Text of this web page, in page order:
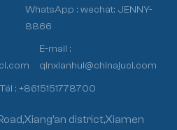
WhatsApp :wechat: JENNY-
8866
E-mail :
qinxianhui@chinajuci.com
Tél :+8615151778700
district,Xiamen